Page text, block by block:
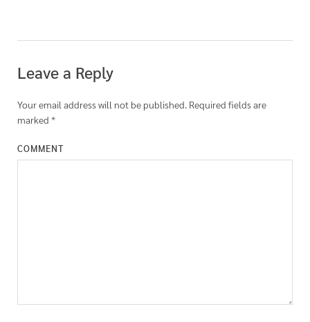
Leave a Reply
Your email address will not be published. Required fields are
marked *
COMMENT